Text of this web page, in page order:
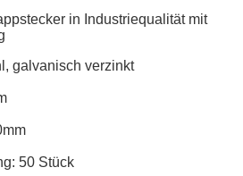
in Industriequalität mit
galvanisch verzinkt
50 Stück